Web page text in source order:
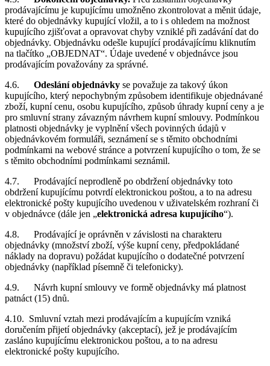
prodávajícímu je kupujícímu umožněno zkontrolovat a měnit údaje,
které do objednávky kupující vložil, a to i s ohledem na možnost
kupujícího zjišťovat a opravovat chyby vzniklé při zadávání dat do
objednávky. Objednávku odešle kupující prodávajícímu kliknutím
na tlačítko „OBJEDNAT“. Údaje uvedené v objednávce jsou
prodávajícím považovány za správné.
4.6. Odeslání objednávky se považuje za takový úkon
kupujícího, který nepochybným způsobem identifikuje objednávané
zboží, kupní cenu, osobu kupujícího, způsob úhrady kupní ceny a je
pro smluvní strany závazným návrhem kupní smlouvy. Podmínkou
platnosti objednávky je vyplnění všech povinných údajů v
objednávkovém formuláři, seznámení se s těmito obchodními
podmínkami na webové stránce a potvrzení kupujícího o tom, že se
s těmito obchodními podmínkami seznámil.
4.7. Prodávající neprodleně po obdržení objednávky toto
obdržení kupujícímu potvrdí elektronickou poštou, a to na adresu
elektronické pošty kupujícího uvedenou v uživatelském rozhraní či
v objednávce (dále jen „elektronická adresa kupujícího“).
4.8. Prodávající je oprávněn v závislosti na charakteru
objednávky (množství zboží, výše kupní ceny, předpokládané
náklady na dopravu) požádat kupujícího o dodatečné potvrzení
objednávky (například písemně či telefonicky).
4.9. Návrh kupní smlouvy ve formě objednávky má platnost
patnáct (15) dnů.
4.10. Smluvní vztah mezi prodávajícím a kupujícím vzniká
doručením přijetí objednávky (akceptací), jež je prodávajícím
zasláno kupujícímu elektronickou poštou, a to na adresu
elektronické pošty kupujícího.